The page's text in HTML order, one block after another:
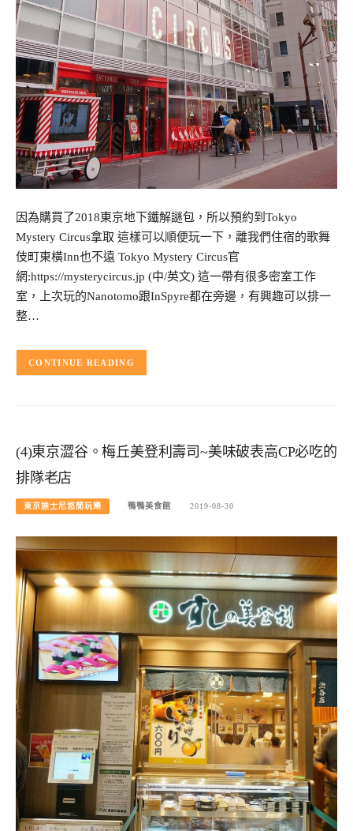
因為購買了2018東京地下鐵解謎包，所以預約到Tokyo
Mystery Circus拿取 這樣可以順便玩一下，離我們住宿的歌舞
伎町東橫Inn也不遠 Tokyo Mystery Circus官
網:https://mysterycircus.jp (中/英文) 這一帶有很多密室工作
室，上次玩的Nanotomo跟InSpyre都在旁邊，有興趣可以排一
整…
CONTINUE READING
(4)東京澀谷。梅丘美登利壽司~美味破表高CP必吃的
排隊老店
東京迪士尼悠閒玩樂 鴨鴨美食館 2019-08-30